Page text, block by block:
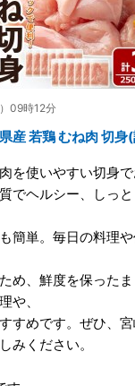
09時12分
県産 若鶏 むね肉 切
を使いやすい切身で
でヘルシー、しっ
簡単。毎日の料理
め、鮮度を保ったま
や、
すめです。ぜひ、
みください。